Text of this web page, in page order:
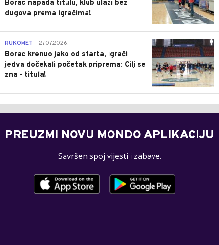
Borac napada titulu, klub ulazi bez
dugova prema igračima!
0
RUKOMET 27.07.2026.
Borac krenuo jako od starta, igrači
jedva dočekali početak priprema: Cilj se
zna - titula!
PREUZMI NOVU MONDO APLIKACIJU
Savršen spoj vijesti i zabave.